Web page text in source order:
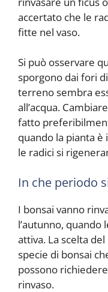
accertato che le
fitte nel vaso.
Si può osservare
sporgono dai fori
terreno sembra
all’acqua.
fatto
quando la pianta è
le radici si
In che periodo
I bonsai vanno
l’autunno, quando
attiva. La scelta
specie di bonsai
possono
rinvaso.